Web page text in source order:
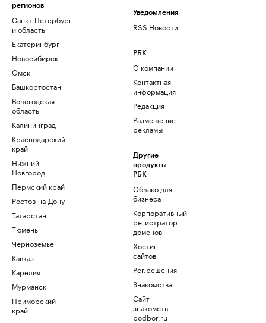
регионов
Санкт-Петербург
и область
Екатеринбург
Новосибирск
Омск
Башкортостан
Вологодская
область
Калининград
Краснодарский
край
Нижний
Новгород
Пермский край
Ростов-на-Дону
Татарстан
Тюмень
Черноземье
Кавказ
Карелия
Мурманск
Приморский
край
Уведомления
RSS Новости
РБК
О компании
Контактная
информация
Редакция
Размещение
рекламы
Другие
продукты
РБК
Облако для
бизнеса
Корпоративный
регистратор
доменов
Хостинг
сайтов
Рег.решения
Знакомства
Сайт
знакомств
podbor.ru